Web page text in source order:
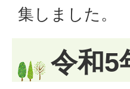
集しました。
令和5